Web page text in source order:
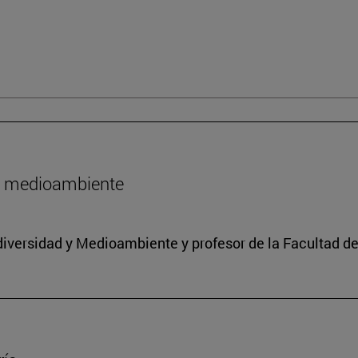
medioambiente
y Medioambiente y profesor de la Facultad